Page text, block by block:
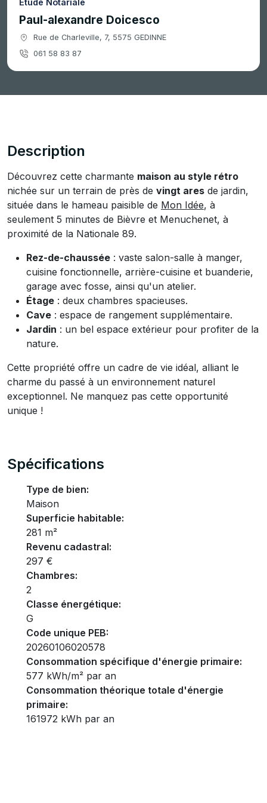
Étude Notariale
Paul-alexandre Doicesco
Rue de Charleville, 7, 5575 GEDINNE
061 58 83 87
Description
Découvrez cette charmante maison au style rétro
nichée sur un terrain de près de vingt ares de jardin,
située dans le hameau paisible de Mon Idée, à
seulement 5 minutes de Bièvre et Menuchenet, à
proximité de la Nationale 89.
Rez-de-chaussée : vaste salon-salle à manger,
cuisine fonctionnelle, arrière-cuisine et buanderie,
garage avec fosse, ainsi qu'un atelier.
Étage : deux chambres spacieuses.
Cave : espace de rangement supplémentaire.
Jardin : un bel espace extérieur pour profiter de la
nature.
Cette propriété offre un cadre de vie idéal, alliant le
charme du passé à un environnement naturel
exceptionnel. Ne manquez pas cette opportunité
unique !
Spécifications
Type de bien:
Maison
Superficie habitable:
281 m²
Revenu cadastral:
297 €
Chambres:
2
Classe énergétique:
G
Code unique PEB:
20260106020578
Consommation spécifique d'énergie primaire:
577 kWh/m² par an
Consommation théorique totale d'énergie
primaire:
161972 kWh par an